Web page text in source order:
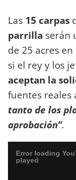
Las 15 carpas
parrilla serán
de 25 acres
si el rey y los
aceptan la
fuentes reales
tanto de los
aprobación”.